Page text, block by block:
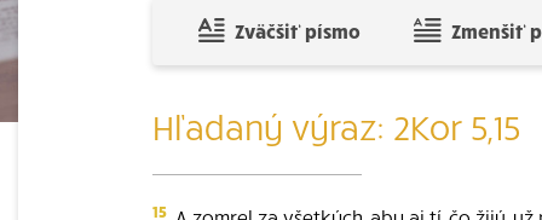
Zväčšiť písmo Zmenšiť
Hľadaný výraz: 2Kor 5,15
15